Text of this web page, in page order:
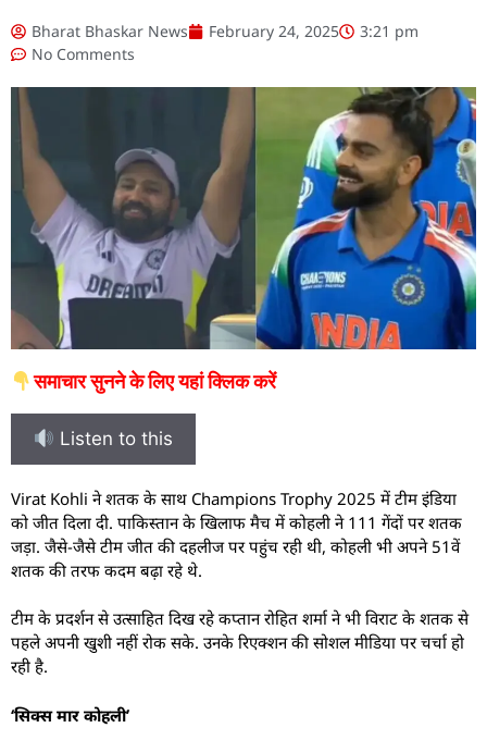
Bharat Bhaskar News February 24, 2025
3:21 pm
No Comments
समाचार सुनने के लिए यहां क्लिक करें
Listen to this
Virat Kohli ने शतक के साथ Champions Trophy 2025 में टीम इंडिया
को जीत दिला दी. पाकिस्तान के खिलाफ मैच में कोहली ने 111 गेंदों पर शतक
जड़ा. जैसे-जैसे टीम जीत की दहलीज पर पहुंच रही थी, कोहली भी अपने 51वें
शतक की तरफ कदम बढ़ा रहे थे.
टीम के प्रदर्शन से उत्साहित दिख रहे कप्तान रोहित शर्मा ने भी विराट के शतक से
पहले अपनी खुशी नहीं रोक सके. उनके रिएक्शन की सोशल मीडिया पर चर्चा हो
रही है.
‘सिक्स मार कोहली’